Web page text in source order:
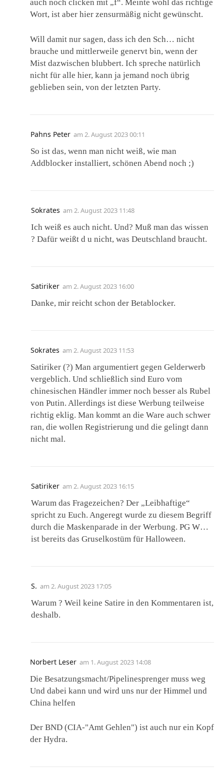
auch noch clicken mit „f“. Meinte wohl das richtige
Wort, ist aber hier zensurmäßig nicht gewünscht.
Will damit nur sagen, dass ich den Sch… nicht
brauche und mittlerweile genervt bin, wenn der
Mist dazwischen blubbert. Ich spreche natürlich
nicht für alle hier, kann ja jemand noch übrig
geblieben sein, von der letzten Party.
Pahns Peter am 2. August 2023 00:11
So ist das, wenn man nicht weiß, wie man
Addblocker installiert, schönen Abend noch ;)
Sokrates am 2. August 2023 11:48
Ich weiß es auch nicht. Und? Muß man das wissen
? Dafür weißt d u nicht, was Deutschland braucht.
Satiriker am 2. August 2023 16:00
Danke, mir reicht schon der Betablocker.
Sokrates am 2. August 2023 11:53
Satiriker (?) Man argumentiert gegen Gelderwerb
vergeblich. Und schließlich sind Euro vom
chinesischen Händler immer noch besser als Rubel
von Putin. Allerdings ist diese Werbung teilweise
richtig eklig. Man kommt an die Ware auch schwer
ran, die wollen Registrierung und die gelingt dann
nicht mal.
Satiriker am 2. August 2023 16:15
Warum das Fragezeichen? Der „Leibhaftige“
spricht zu Euch. Angeregt wurde zu diesem Begriff
durch die Maskenparade in der Werbung. PG W…
ist bereits das Gruselkostüm für Halloween.
S. am 2. August 2023 17:05
Warum ? Weil keine Satire in den Kommentaren ist,
deshalb.
Norbert Leser am 1. August 2023 14:08
Die Besatzungsmacht/Pipelinesprenger muss weg
Und dabei kann und wird uns nur der Himmel und
China helfen
Der BND (CIA-"Amt Gehlen") ist auch nur ein Kopf
der Hydra.